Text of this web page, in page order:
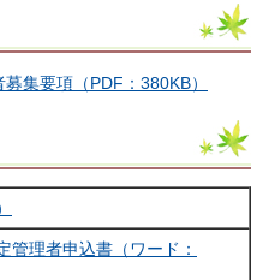
集要項（PDF：380KB）
管理者申込書（ワード：